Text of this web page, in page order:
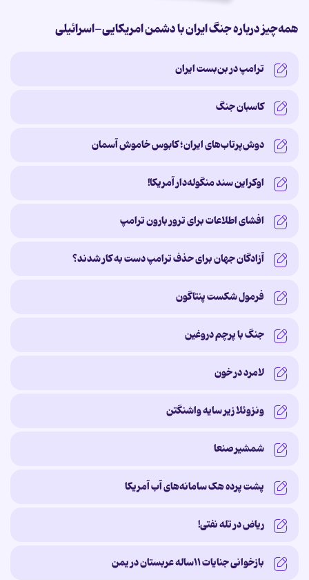
همه‌چیز درباره جنگ ایران با دشمن امریکایی-اسرائیلی
ترامپ در بن‌بست ایران
کاسبان جنگ
دوش‌پرتاب‌های ایران؛ کابوس خاموش آسمان
اوکراین سند منگوله‌دار آمریکا!
افشای اطلاعات برای ترور بارون ترامپ
آزادگان جهان برای حذف ترامپ دست به کار شدند؟
فرمول شکست پنتاگون
جنگ با پرچم دروغین
لامرد در خون
ونزوئلا زیر سایه‌ واشنگتن
شمشیر صنعا
پشت پرده‌ هک سامانه‌های آب آمریکا
ریاض در تله نفتی!
بازخوانی جنایات ۱۱ساله‌ عربستان در یمن